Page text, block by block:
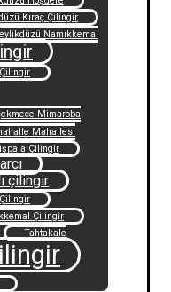
Kıraç Çilingir
Namıkkemal
Mimaroba
Mahallesi
Çilingir
çilingir
Çilingir
Tahtakale